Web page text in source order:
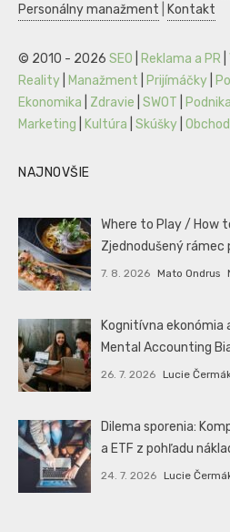
Personálny manažment
Kontakt
© 2010 - 2026 SEO Reklama a PR
Reality
Manažment Prijímáčky
Ekonomika
Zdravie SWOT
Marketing
Kultúra Skúšky Obchod
NAJNOVŠIE
Where to Play / How
Zjednodušený
7. 8. 2026 Mato Ondrus
Kognitívna ekonómia
Mental Accounting
26. 7. 2026 Lucie
Dilema sporenia:
a ETF z pohľadu
24. 7. 2026 Lucie